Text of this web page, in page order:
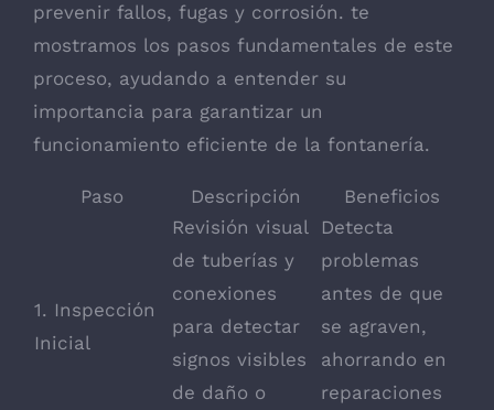
prevenir fallos, fugas y corrosión. te
mostramos los pasos fundamentales de este
proceso, ayudando a entender su
importancia para garantizar un
funcionamiento eficiente de la fontanería.
Paso Descripción Beneficios
1. Inspección
Inicial
Revisión visual
de tuberías y
conexiones
para detectar
signos visibles
de daño o
Detecta
problemas
antes de que
se agraven,
ahorrando en
reparaciones